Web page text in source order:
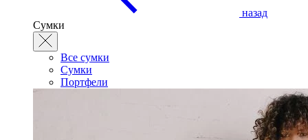
назад
Сумки
Все сумки
Сумки
Портфели